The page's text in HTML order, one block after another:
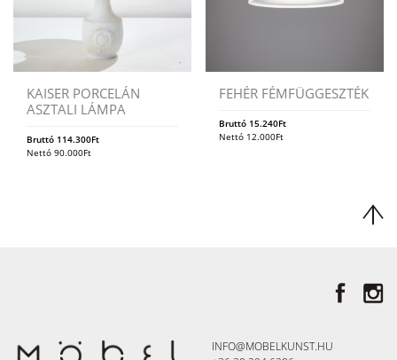
KAISER PORCELÁN
ASZTALI LÁMPA
Bruttó 114.300Ft
Nettó 90.000Ft
FEHÉR FÉMFÜGGESZTÉK
Bruttó 15.240Ft
Nettó 12.000Ft
INFO@MOBELKUNST.HU